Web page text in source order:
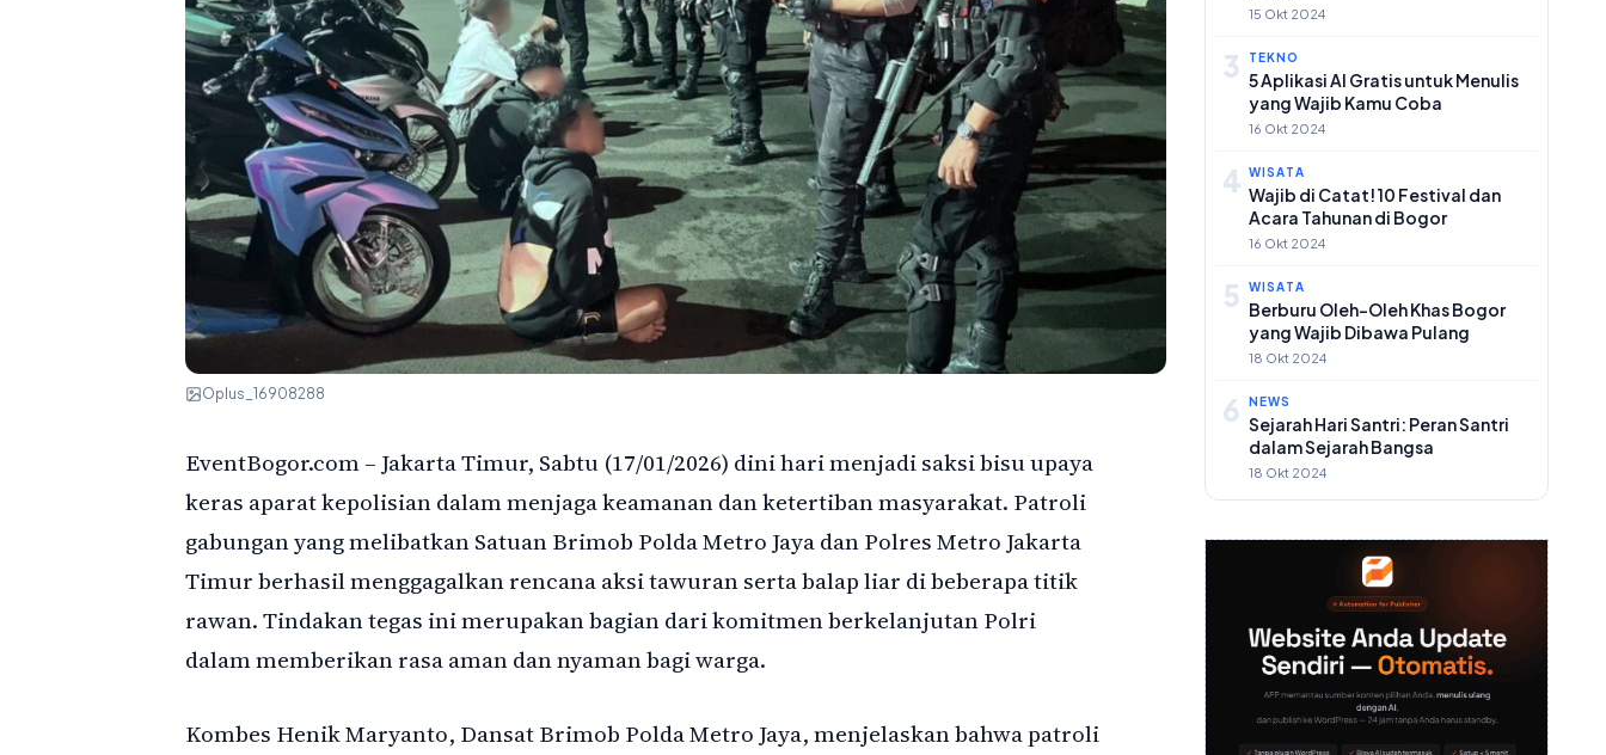
Oplus_16908288
EventBogor.com – Jakarta Timur, Sabtu (17/01/2026) dini hari menjadi saksi bisu upaya
keras aparat kepolisian dalam menjaga keamanan dan ketertiban masyarakat. Patroli
gabungan yang melibatkan Satuan Brimob Polda Metro Jaya dan Polres Metro Jakarta
Timur berhasil menggagalkan rencana aksi tawuran serta balap liar di beberapa titik
rawan. Tindakan tegas ini merupakan bagian dari komitmen berkelanjutan Polri
dalam memberikan rasa aman dan nyaman bagi warga.
Kombes Henik Maryanto, Dansat Brimob Polda Metro Jaya, menjelaskan bahwa patroli
15 Okt 2024
3 TEKNO
5 Aplikasi AI Gratis untuk Menulis
yang Wajib Kamu Coba
16 Okt 2024
4 WISATA
Wajib di Catat! 10 Festival dan
Acara Tahunan di Bogor
16 Okt 2024
5 WISATA
Berburu Oleh-Oleh Khas Bogor
yang Wajib Dibawa Pulang
18 Okt 2024
6 NEWS
Sejarah Hari Santri: Peran Santri
dalam Sejarah Bangsa
18 Okt 2024